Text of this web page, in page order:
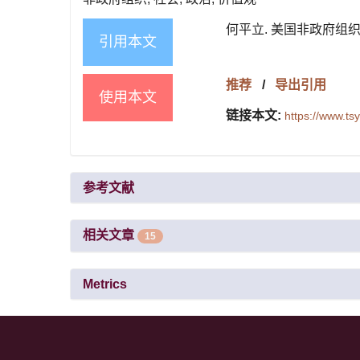
引用本文
何平立. 美国非政府组
使用本文
推荐 / 导出引用
链接本文: https://
参考文献
相关文章 15
Metrics